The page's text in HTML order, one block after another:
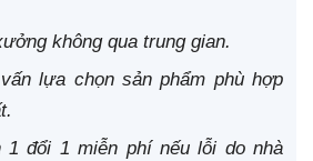
không qua trung gian.
lựa chọn sản phẩm phù hợp
1 đổi 1 miễn phí nếu lỗi do nhà